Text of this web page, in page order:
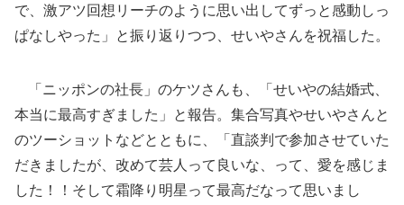
で、激アツ回想リーチのように思い出してずっと感動しっ
ぱなしやった」と振り返りつつ、せいやさんを祝福した。
「ニッポンの社長」のケツさんも、「せいやの結婚式、
本当に最高すぎました」と報告。集合写真やせいやさんと
のツーショットなどとともに、「直談判で参加させていた
だきましたが、改めて芸人って良いな、って、愛を感じま
した！！そして霜降り明星って最高だなって思いまし